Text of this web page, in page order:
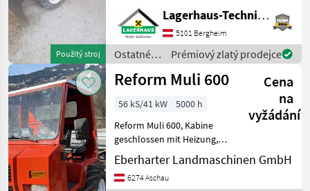
Použitý stroj
kúrením, PREDAJ NA
KOMISIU. Svoje otázky
smerujte priamo na
Andreasa
Lagerhaus-Technik, Kundenmaschinen
5101 Bergheim
Ostatné
poľnohospodárske
silové
Reform
Prémiový zlatý prodejce
Reform Muli 600
Cena
na
vyžádání
56 kS/41 kW
5000 h
Reform Muli 600, Kabine
geschlossen mit Heizung,
Bereifung 15, 0/45-17,
optional mit Ladewagen
abzugeben Ostatné
Eberharter Landmaschinen GmbH
6274 Aschau